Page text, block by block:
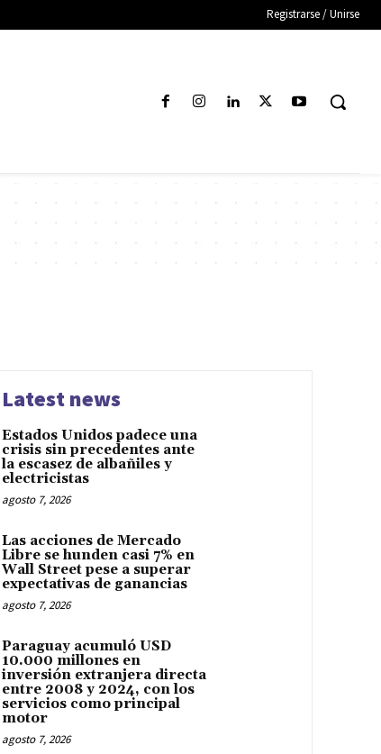
Registrarse / Unirse
Latest news
Estados Unidos padece una
crisis sin precedentes ante
la escasez de albañiles y
electricistas
agosto 7, 2026
Las acciones de Mercado
Libre se hunden casi 7% en
Wall Street pese a superar
expectativas de ganancias
agosto 7, 2026
Paraguay acumuló USD
10.000 millones en
inversión extranjera directa
entre 2008 y 2024, con los
servicios como principal
motor
agosto 7, 2026